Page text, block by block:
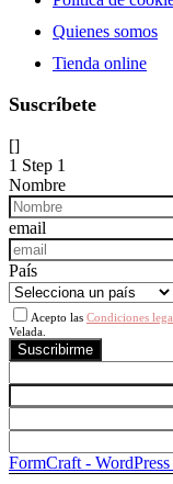
Quienes somos
Tienda online
Suscríbete
[]
1 Step 1
Nombre
email
País
Acepto las Condiciones
Velada.
Suscribirme
FormCraft -